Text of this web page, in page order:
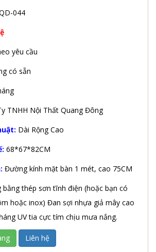
044
yêu cầu
có sẵn
TNHH Nội Thất Quang Đông
Dài Rộng Cao
68*67*82CM
Đường kính mặt bàn 1 mét, cao 75CM
bằng thép sơn tĩnh điện (hoặc bạn có
hoặc inox) Đan sợi nhựa giả mây cao
UV tia cực tím chịu mưa nắng.
Liên hệ